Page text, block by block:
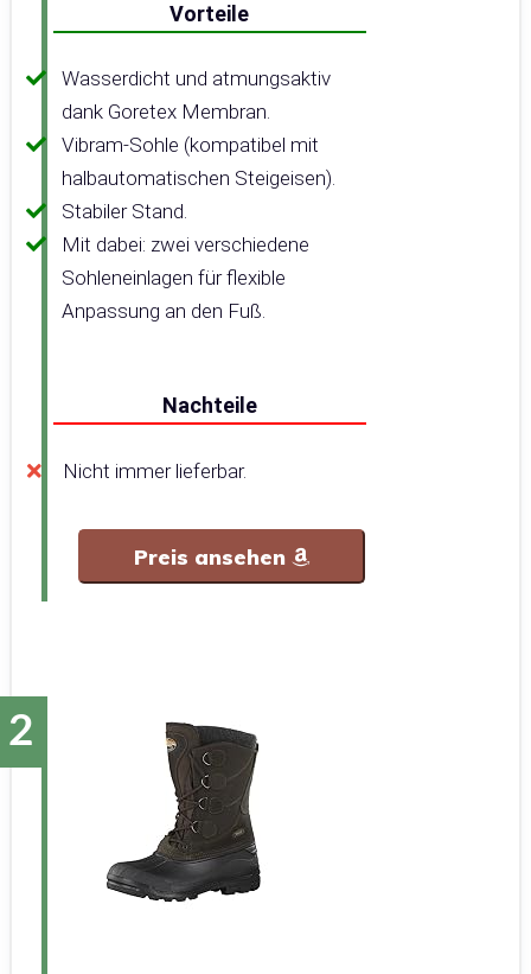
Vorteile
Wasserdicht und atmungsaktiv
dank Goretex Membran.
Vibram-Sohle (kompatibel mit
halbautomatischen Steigeisen).
Stabiler Stand.
Mit dabei: zwei verschiedene
Sohleneinlagen für flexible
Anpassung an den Fuß.
Nachteile
Nicht immer lieferbar.
Preis ansehen